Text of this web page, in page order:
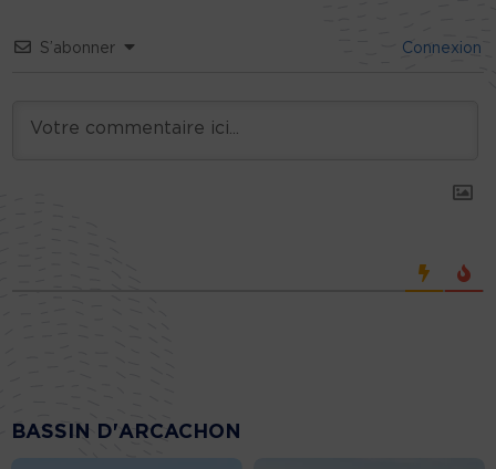
S’abonner Connexion
BASSIN D'ARCACHON